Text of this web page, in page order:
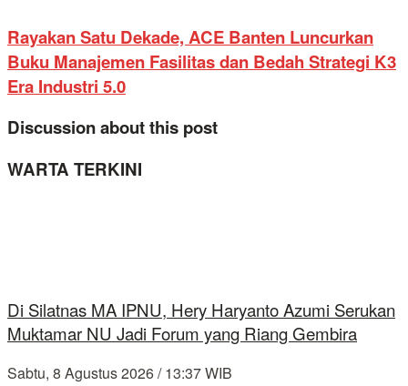
Rayakan Satu Dekade, ACE Banten Luncurkan
Buku Manajemen Fasilitas dan Bedah Strategi K3
Era Industri 5.0
Discussion about this post
WARTA TERKINI
Di Silatnas MA IPNU, Hery Haryanto Azumi Serukan
Muktamar NU Jadi Forum yang Riang Gembira
Sabtu, 8 Agustus 2026 / 13:37 WIB